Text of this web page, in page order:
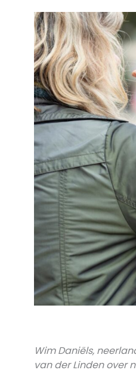
Wim Daniëls,
van der Linden over